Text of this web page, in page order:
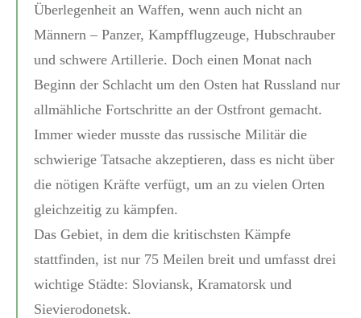
Überlegenheit an Waffen, wenn auch nicht an
Männern – Panzer, Kampfflugzeuge, Hubschrauber
und schwere Artillerie. Doch einen Monat nach
Beginn der Schlacht um den Osten hat Russland nur
allmähliche Fortschritte an der Ostfront gemacht.
Immer wieder musste das russische Militär die
schwierige Tatsache akzeptieren, dass es nicht über
die nötigen Kräfte verfügt, um an zu vielen Orten
gleichzeitig zu kämpfen.
Das Gebiet, in dem die kritischsten Kämpfe
stattfinden, ist nur 75 Meilen breit und umfasst drei
wichtige Städte: Sloviansk, Kramatorsk und
Sievierodonetsk.